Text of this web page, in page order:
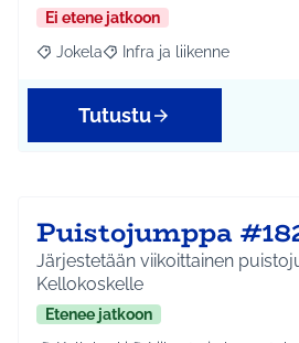
Ei etene jatkoon
Rajaa tulokset aihepiirin mukaan:
Jokela Rajaa tulokset teeman
Infra ja liikenne
Tutustu
Puistojumppa
Järjestetään viikoittainen
Kellokoskelle
Etenee jatkoon